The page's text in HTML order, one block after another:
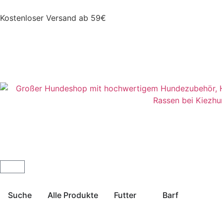
Kostenloser Versand ab 59€
Suche Alle Produkte Futter
Barf